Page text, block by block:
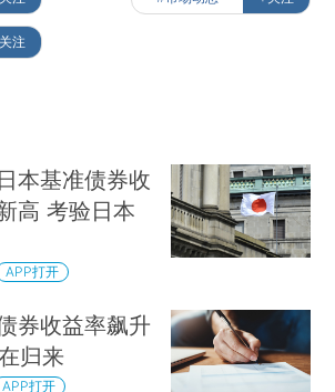
注
本基准债券收
高 考验日本
APP打开
券收益率飙升
归来
APP打开